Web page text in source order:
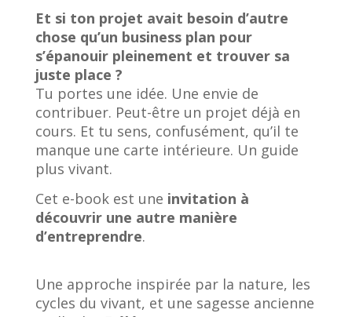
Et si ton projet avait besoin d’autre
chose qu’un business plan pour
s’épanouir pleinement et trouver sa
juste place ?
Tu portes une idée. Une envie de
contribuer. Peut-être un projet déjà en
cours. Et tu sens, confusément, qu’il te
manque une carte intérieure. Un guide
plus vivant.
Cet e-book est une invitation à
découvrir une autre manière
d’entreprendre.
Une approche inspirée par la nature, les
cycles du vivant, et une sagesse ancienne